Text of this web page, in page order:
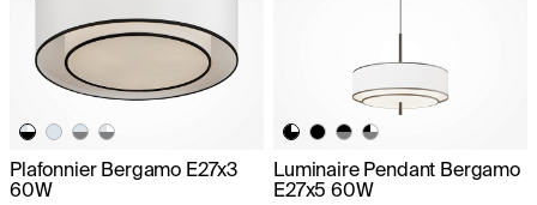
Plafonnier Bergamo E27x3
60W
Luminaire Pendant Bergamo
E27x5 60W